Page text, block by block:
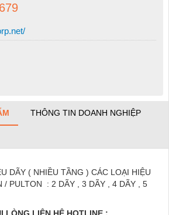
THÔNG TIN DOANH NGHIỆP
DÃY ( NHIỀU TẦNG ) CÁC LOẠI HIỆU
/ PULTON : 2 DÃY , 3 DÃY , 4 DÃY , 5
LÒNG LIÊN HỆ HOTLINE :